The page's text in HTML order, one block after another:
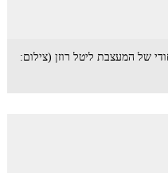
של המעצבת ליטל רוזן (צילום: